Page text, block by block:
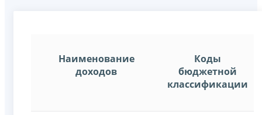
Наименование
доходов
Коды
бюджетной
классификации